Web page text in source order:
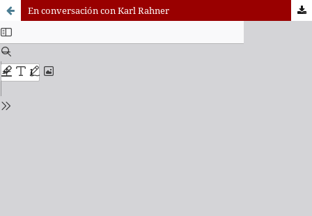
En conversación con Karl Rahner